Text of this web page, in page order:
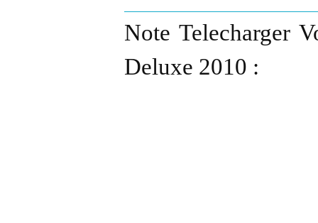
Note Telecharger
Deluxe 2010 :